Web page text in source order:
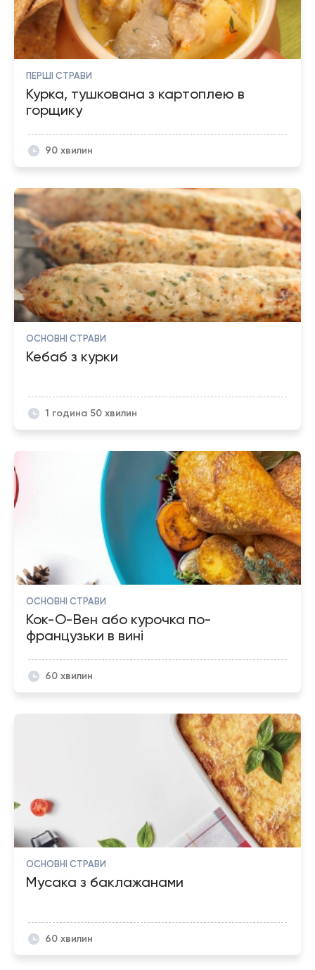
ПЕРШІ СТРАВИ
Курка, тушкована з картоплею в
горщику
90 хвилин
ОСНОВНІ СТРАВИ
Кебаб з курки
1 година 50 хвилин
ОСНОВНІ СТРАВИ
Кок-О-Вен або курочка по-
французьки в вині
60 хвилин
ОСНОВНІ СТРАВИ
Мусака з баклажанами
60 хвилин